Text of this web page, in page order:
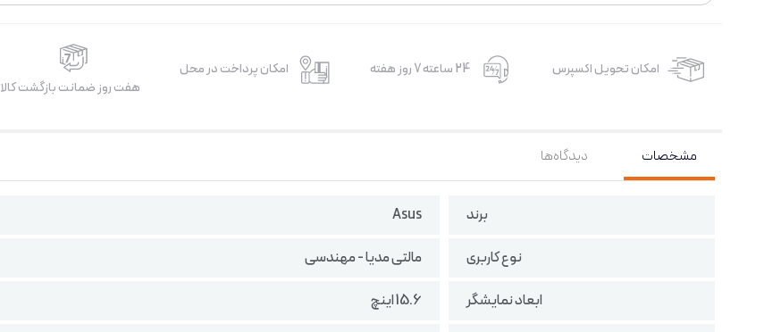
امکان تحویل اکسپرس 24 ساعته 7 روز هفته
امکان پرداخت در محل
هفت روز ضمانت بازگشت کالا
مشخصات دیدگاه‌ها
برند
Asus
نوع کاربری
مالتی مدیا - مهندسی
ابعاد نمایشگر
15.6 اینچ